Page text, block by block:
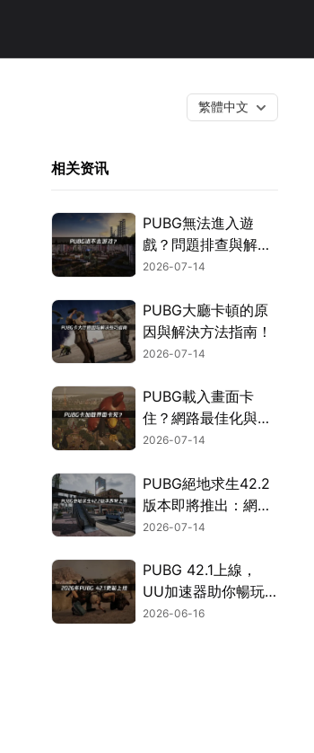
繁體中文
相关资讯
PUBG無法進入遊
戲？問題排查與解決
技巧！
2026-07-14
PUBG大廳卡頓的原
因與解決方法指南！
2026-07-14
PUBG載入畫面卡
住？網路最佳化與系
統檢修完整指南！
2026-07-14
PUBG絕地求生42.2
版本即將推出：網路
連線優化完整指南！
2026-07-14
PUBG 42.1上線，
UU加速器助你暢玩
無延遲！
2026-06-16